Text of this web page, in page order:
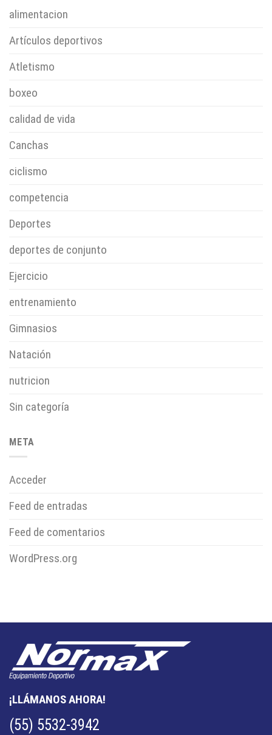
alimentacion
Artículos deportivos
Atletismo
boxeo
calidad de vida
Canchas
ciclismo
competencia
Deportes
deportes de conjunto
Ejercicio
entrenamiento
Gimnasios
Natación
nutricion
Sin categoría
META
Acceder
Feed de entradas
Feed de comentarios
WordPress.org
¡LLÁMANOS AHORA!
(55) 5532-3942